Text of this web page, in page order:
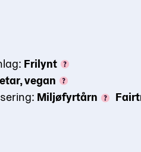
Frilynt
vegan
Miljøfyrtårn